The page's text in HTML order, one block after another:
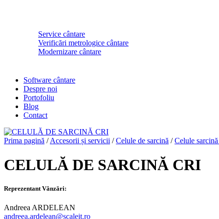
Service cântare
Verificări metrologice cântare
Modernizare cântare
Software cântare
Despre noi
Portofoliu
Blog
Contact
Prima pagină /Accesorii și servicii / Celule de sarcină / Celule
CELULĂ DE SARCINĂ CRI
Reprezentant Vânzări:
Andreea ARDELEAN
andreea.ardelean@scaleit.ro